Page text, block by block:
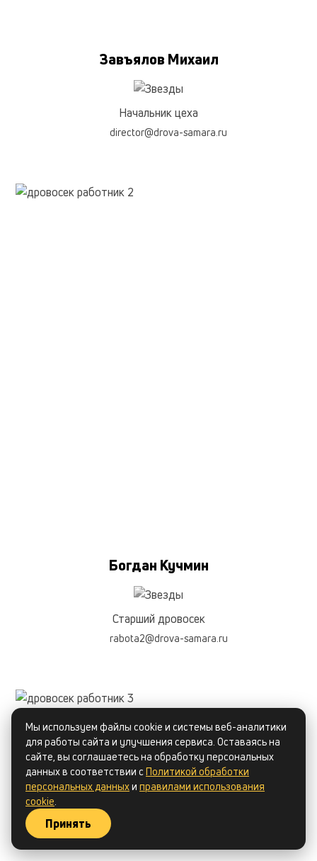
Завъялов Михаил
Начальник цеха
director@drova-samara.ru
Богдан Кучмин
Старший дровосек
rabota2@drova-samara.ru
Мы используем файлы cookie и системы веб-аналитики
для работы сайта и улучшения сервиса. Оставаясь на
сайте, вы соглашаетесь на обработку персональных
данных в соответствии сПолитикой обработки
персональных данныхи правилами использования
cookie.
Принять